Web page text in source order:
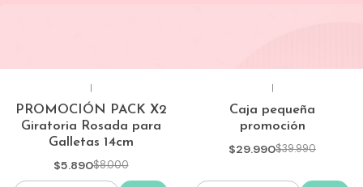
-26%
|
PROMOCIÓN PACK X2
Giratoria Rosada para
Galletas 14cm
$5.890$8.000
|
Caja pequeña
promoción
$29.990$39.990